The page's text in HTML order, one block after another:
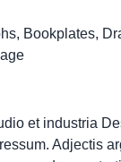
, Bookplates,
et industria
Adjectis